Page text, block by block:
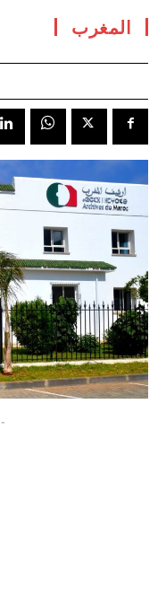
المغرب
- Advertisement -